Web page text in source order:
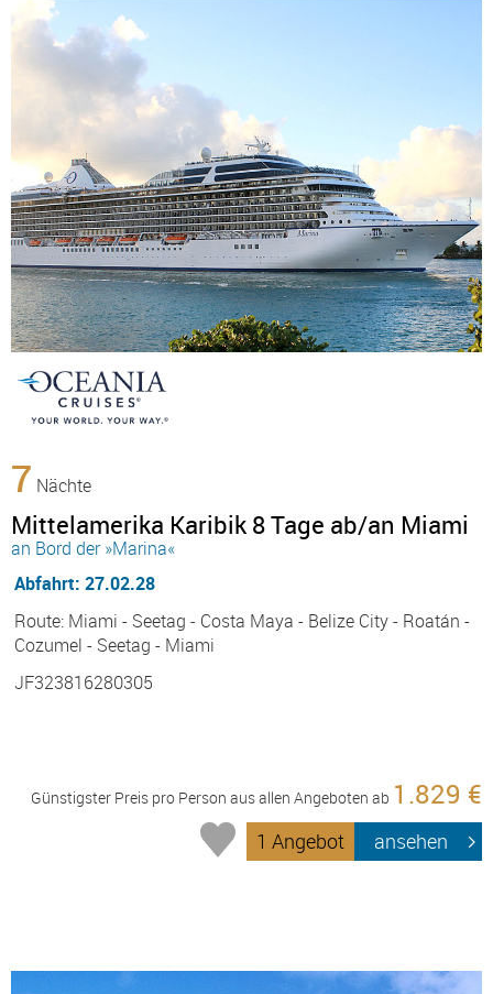
7 Nächte
Mittelamerika Karibik 8 Tage ab/an Miami
an Bord der »Marina«
Abfahrt: 27.02.28
Route: Miami - Seetag - Costa Maya - Belize City - Roatán -
Cozumel - Seetag - Miami
JF323816280305
Günstigster Preis pro Person aus allen Angeboten ab 1.829 €
1 Angebot ansehen